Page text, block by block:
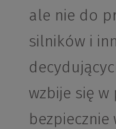
ale nie do
silników i
wzbije się w
bezpiecznie